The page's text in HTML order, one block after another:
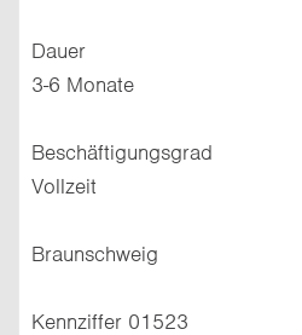
Dauer
3-6 Monate
Beschäftigungsgrad
Vollzeit
Braunschweig
Kennziffer 01523